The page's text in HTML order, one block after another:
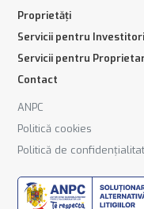
Proprietăți
Servicii pentru Investitori
Servicii pentru
Contact
ANPC
Politică cookies
Politică de